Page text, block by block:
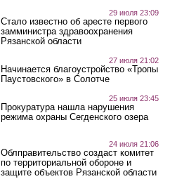
29 июля 23:09
Стало известно об аресте первого
замминистра здравоохранения
Рязанской области
27 июля 21:02
Начинается благоустройство «Тропы
Паустовского» в Солотче
25 июля 23:45
Прокуратура нашла нарушения
режима охраны Сегденского озера
24 июля 21:06
Облправительство создаст комитет
по территориальной обороне и
защите объектов Рязанской области